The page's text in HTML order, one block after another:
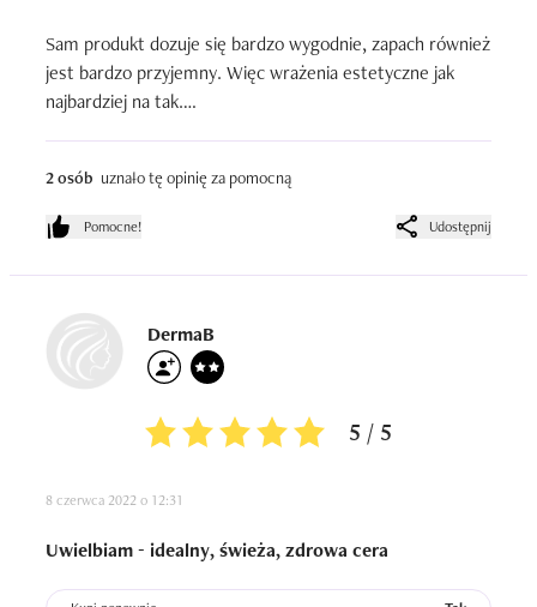
Sam produkt dozuje się bardzo wygodnie, zapach również
jest bardzo przyjemny. Więc wrażenia estetyczne jak
najbardziej na tak.
do niej, pięknie się z nią stapia. Współgra z moimi
ulubionymi kremami oraz pudrami czy bronzerami.  Jest
trwały, nie ściera się w ciągu dnia.
2 osób uznało tę opinię za pomocną
Pomocne! Udostępnij
DermaB
5 / 5
8 czerwca 2022 o 12:31
Uwielbiam - idealny, świeża, zdrowa cera